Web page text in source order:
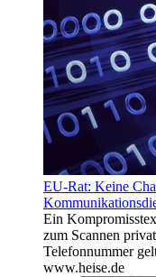
EU-Rat: Keine
Ein
zum Scannen
Telefonnummer
www.heise.de